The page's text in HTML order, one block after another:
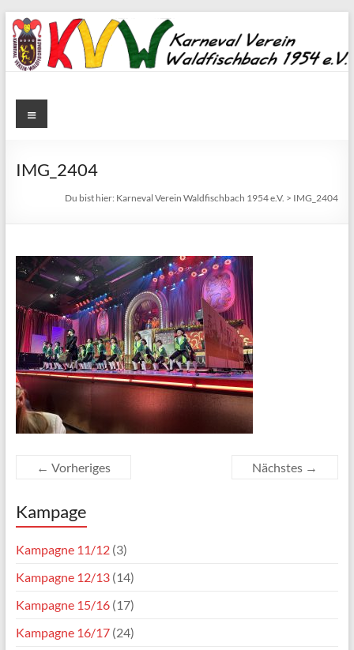
Zum
Inhalt
springen
Karneval
Waldfischbach
1954
Karneval
Verein
Waldfischbach
1954
e.V.
Menü
IMG_2404
Du bist hier: Karneval Verein Waldfischbach 1954 e.V. > IMG_2404
← Vorheriges Nächstes →
Kampage
Kampagne 11/12(3)
Kampagne 12/13(14)
Kampagne 15/16(17)
Kampagne 16/17(24)